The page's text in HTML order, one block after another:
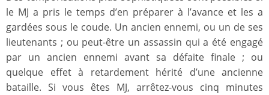
le MJ a pris le temps d’en préparer à l’avance et les a
gardées sous le coude. Un ancien ennemi, ou un de ses
lieutenants ; ou peut-être un assassin qui a été engagé
par un ancien ennemi avant sa défaite finale ; ou
quelque effet à retardement hérité d’une ancienne
bataille. Si vous êtes MJ, arrêtez-vous cinq minutes